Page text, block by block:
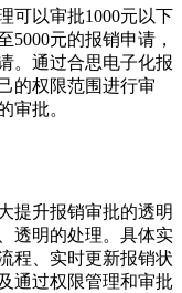
可以审批1000元以下
5000元的报销申请，
。通过合思电子化报
的权限范围进行审
审批。
提升报销审批的透明
透明的处理。具体实
程、实时更新报销状
通过权限管理和审批